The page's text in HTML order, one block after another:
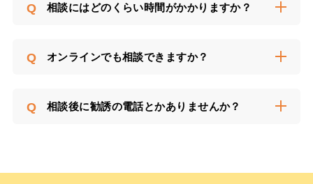
Q 相談にはどのくらい時間がかかりますか？
Q オンラインでも相談できますか？
Q 相談後に勧誘の電話とかありませんか？